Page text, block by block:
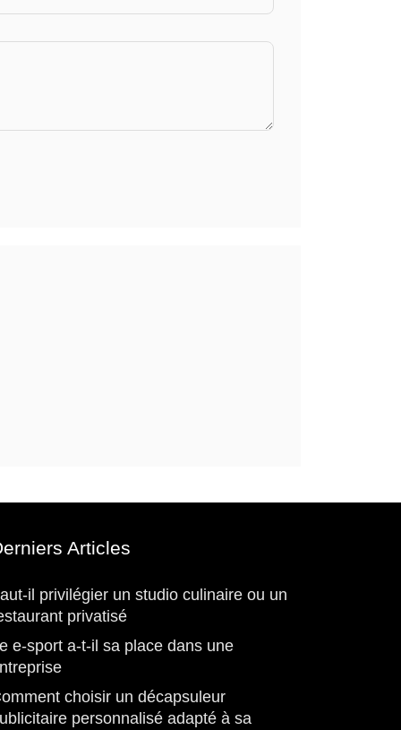
Articles
il privilégier un studio culinaire ou un
privatisé
e-sport a-t-il sa place dans une
choisir un décapsuleur
personnalisé adapté à sa